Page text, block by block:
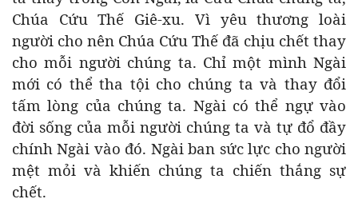
Chúa Cứu Thế Giê-xu. Vì yêu thương loài
người cho nên Chúa Cứu Thế đã chịu chết thay
cho mỗi người chúng ta. Chỉ một mình Ngài
mới có thể tha tội cho chúng ta và thay đổi
tấm lòng của chúng ta. Ngài có thể ngự vào
đời sống của mỗi người chúng ta và tự đổ đầy
chính Ngài vào đó. Ngài ban sức lực cho người
mệt mỏi và khiến chúng ta chiến thắng sự
chết.